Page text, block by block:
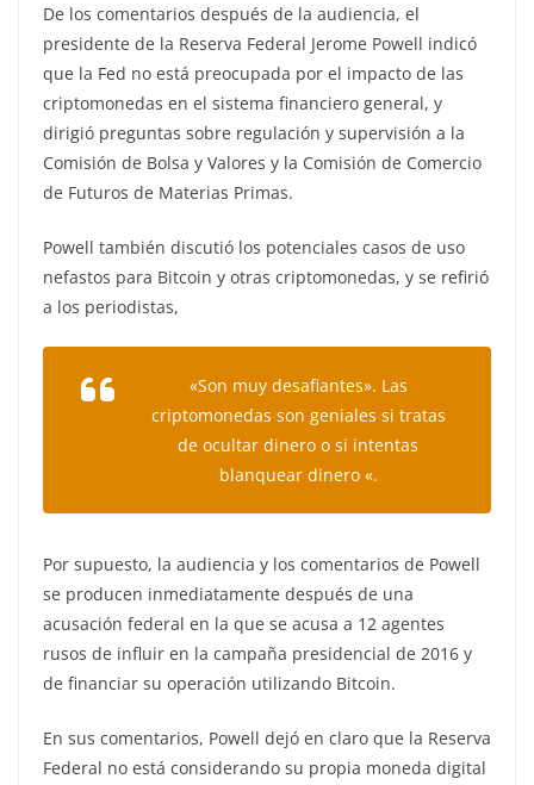
De los comentarios después de la audiencia, el
presidente de la Reserva Federal Jerome Powell indicó
que la Fed no está preocupada por el impacto de las
criptomonedas en el sistema financiero general, y
dirigió preguntas sobre regulación y supervisión a la
Comisión de Bolsa y Valores y la Comisión de Comercio
de Futuros de Materias Primas.
Powell también discutió los potenciales casos de uso
nefastos para Bitcoin y otras criptomonedas, y se refirió
a los periodistas,
«Son muy desafiantes». Las
criptomonedas son geniales si tratas
de ocultar dinero o si intentas
blanquear dinero «.
Por supuesto, la audiencia y los comentarios de Powell
se producen inmediatamente después de una
acusación federal en la que se acusa a 12 agentes
rusos de influir en la campaña presidencial de 2016 y
de financiar su operación utilizando Bitcoin.
En sus comentarios, Powell dejó en claro que la Reserva
Federal no está considerando su propia moneda digital